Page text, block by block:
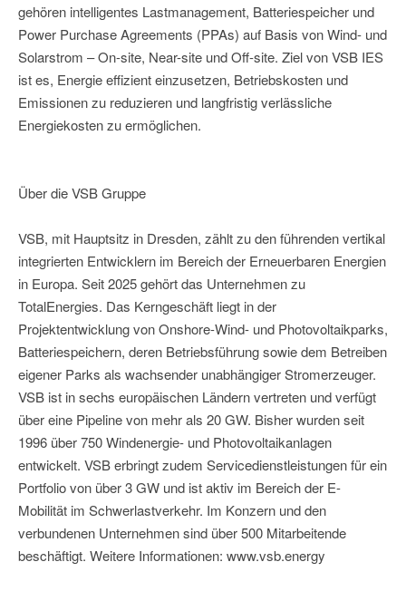
gehören intelligentes Lastmanagement, Batteriespeicher und
Power Purchase Agreements (PPAs) auf Basis von Wind- und
Solarstrom – On-site, Near-site und Off-site. Ziel von VSB IES
ist es, Energie effizient einzusetzen, Betriebskosten und
Emissionen zu reduzieren und langfristig verlässliche
Energiekosten zu ermöglichen.
Über die VSB Gruppe
VSB, mit Hauptsitz in Dresden, zählt zu den führenden vertikal
integrierten Entwicklern im Bereich der Erneuerbaren Energien
in Europa. Seit 2025 gehört das Unternehmen zu
TotalEnergies. Das Kerngeschäft liegt in der
Projektentwicklung von Onshore-Wind- und Photovoltaikparks,
Batteriespeichern, deren Betriebsführung sowie dem Betreiben
eigener Parks als wachsender unabhängiger Stromerzeuger.
VSB ist in sechs europäischen Ländern vertreten und verfügt
über eine Pipeline von mehr als 20 GW. Bisher wurden seit
1996 über 750 Windenergie- und Photovoltaikanlagen
entwickelt. VSB erbringt zudem Servicedienstleistungen für ein
Portfolio von über 3 GW und ist aktiv im Bereich der E-
Mobilität im Schwerlastverkehr. Im Konzern und den
verbundenen Unternehmen sind über 500 Mitarbeitende
beschäftigt. Weitere Informationen: www.vsb.energy